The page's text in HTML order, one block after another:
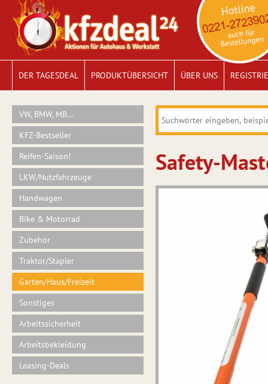
DER TAGESDEAL PRODUKTÜBERSICHT ÜBER UNS
VW, BMW, MB…
KFZ-Bestseller
Reifen-Saison!
LKW/Nutzfahrzeuge
Handwagen
Bike & Motorrad
Zubehör
Traktor/Stapler
Garten/Haus/Freizeit
Sonstiges
Arbeitssicherheit
Arbeitsbekleidung
Leasing-Deals
Safety-